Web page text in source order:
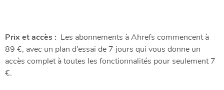
Prix ​​et accès : Les abonnements à Ahrefs commencent à
89 €, avec un plan d’essai de 7 jours qui vous donne un
accès complet à toutes les fonctionnalités pour seulement 7
€.